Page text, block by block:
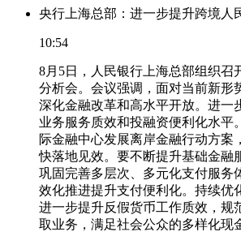
央行上海总部：进一步提升跨境人
10:54
8月5日，人民银行上海总部组织召
分析会。会议强调，面对当前新形
深化金融改革和高水平开放。进一
业务服务质效和投融资便利化水平
际金融中心发展离岸金融行动方案
快落地见效。要不断提升基础金融
巩固完善多层次、多元化支付服务
效化推进提升支付便利化。持续优
进一步提升反假货币工作质效，规
取业务，满足社会公众的多样化现